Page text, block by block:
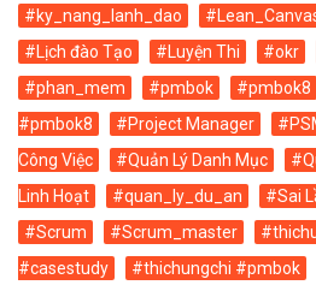
#ky_nang_lanh_dao
#Lịch đào Tạo
#Luyện Thi #okr
#phan_mem
#pmbok #pmbok8
#pmbok8
#Project Manager
Công Việc
#Quản Lý Danh Mục
Linh Hoạt
#quan_ly_du_an
#Sai
#Scrum
#Scrum_master
#casestudy
#thichungchi #pmbok